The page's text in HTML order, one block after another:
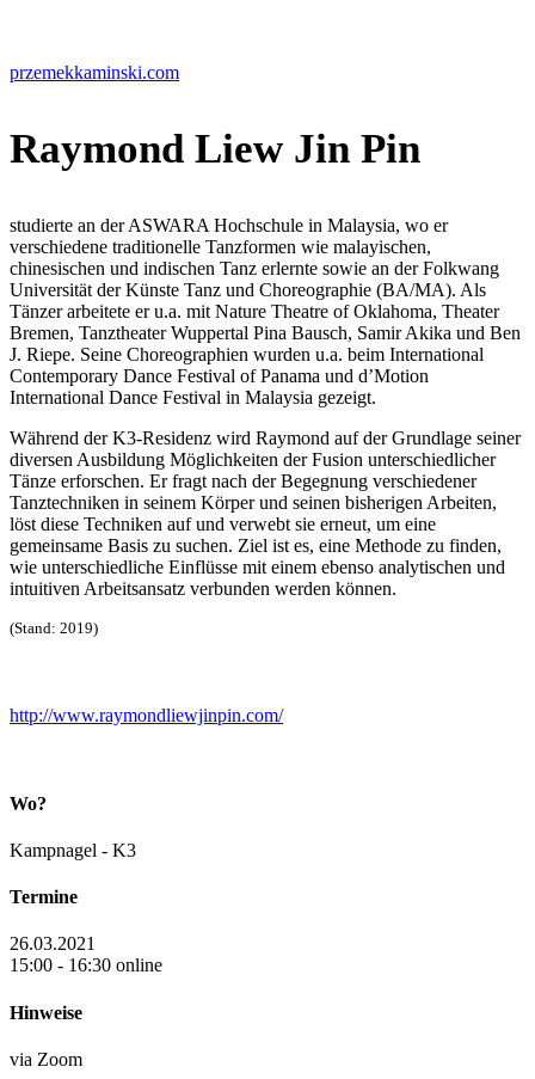
przemekkaminski.com
Raymond Liew Jin Pin
studierte an der ASWARA Hochschule in Malaysia, wo er
verschiedene traditionelle Tanzformen wie malayischen,
chinesischen und indischen Tanz erlernte sowie an der Folkwang
Universität der Künste Tanz und Choreographie (BA/MA). Als
Tänzer arbeitete er u.a. mit Nature Theatre of Oklahoma, Theater
Bremen, Tanztheater Wuppertal Pina Bausch, Samir Akika und Ben
J. Riepe. Seine Choreographien wurden u.a. beim International
Contemporary Dance Festival of Panama und d’Motion
International Dance Festival in Malaysia gezeigt.
Während der K3-Residenz wird Raymond auf der Grundlage seiner
diversen Ausbildung Möglichkeiten der Fusion unterschiedlicher
Tänze erforschen. Er fragt nach der Begegnung verschiedener
Tanztechniken in seinem Körper und seinen bisherigen Arbeiten,
löst diese Techniken auf und verwebt sie erneut, um eine
gemeinsame Basis zu suchen. Ziel ist es, eine Methode zu finden,
wie unterschiedliche Einflüsse mit einem ebenso analytischen und
intuitiven Arbeitsansatz verbunden werden können.
(Stand: 2019)
http://www.raymondliewjinpin.com/
Wo?
Kampnagel - K3
Termine
26.03.2021
15:00 - 16:30 online
Hinweise
via Zoom